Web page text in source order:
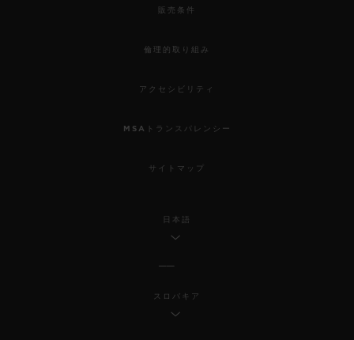
販売条件
倫理的取り組み
アクセシビリティ
MSAトランスパレンシー
サイトマップ
日本語
スロバキア